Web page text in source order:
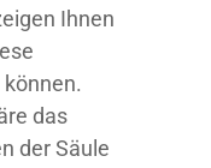
Ihnen
das
der Säule